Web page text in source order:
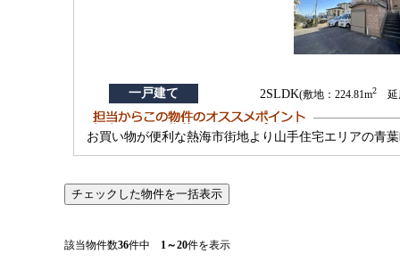
一戸建て 2SLDK(敷地：224.81m2延
お買い物が便利な熱海市街地より山手住宅エリアの青
該当物件数36件中 1～20件を表示